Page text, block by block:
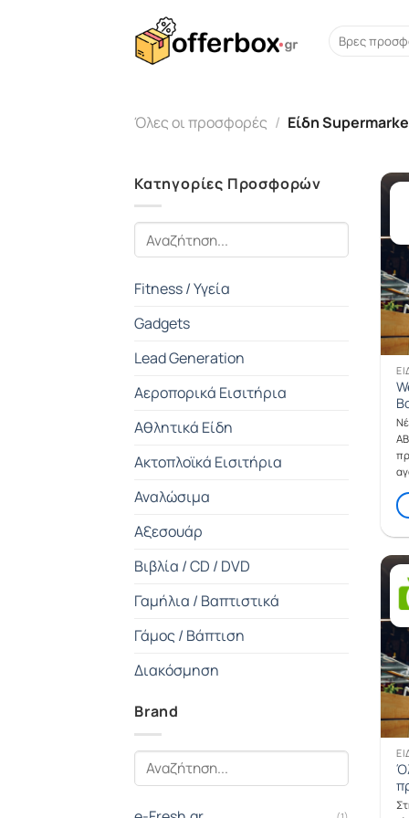
Search
for:
Όλες οι προσφορές / Είδη
Κατηγορίες Προσφορών
Fitness / Υγεία
Gadgets
Lead Generation
Αεροπορικά Εισιτήρια
Αθλητικά Είδη
Ακτοπλοϊκά Εισιτήρια
Αναλώσιμα
Αξεσουάρ
Βιβλία / CD / DVD
Γαμήλια / Βαπτιστικά
Γάμος / Βάπτιση
Διακόσμηση
Διαφήμιση / Marketing
Διάφορα
Είδη Supermarket
Είδη Δώρων
Brand